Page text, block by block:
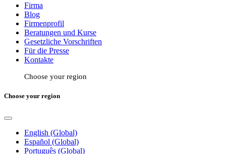
Firma
Blog
Firmenprofil
Beratungen und Kurse
Gesetzliche Vorschriften
Für die Presse
Kontakte
Choose your region
Choose your region
English (Global)
Español (Global)
Português (Global)